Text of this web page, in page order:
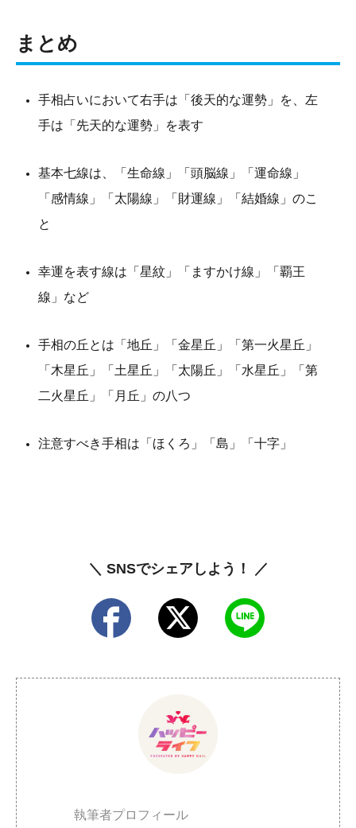
まとめ
手相占いにおいて右手は「後天的な運勢」を、左
手は「先天的な運勢」を表す
基本七線は、「生命線」「頭脳線」「運命線」
「感情線」「太陽線」「財運線」「結婚線」のこ
と
幸運を表す線は「星紋」「ますかけ線」「覇王
線」など
手相の丘とは「地丘」「金星丘」「第一火星丘」
「木星丘」「土星丘」「太陽丘」「水星丘」「第
二火星丘」「月丘」の八つ
注意すべき手相は「ほくろ」「島」「十字」
＼ SNSでシェアしよう！ ／
執筆者プロフィール